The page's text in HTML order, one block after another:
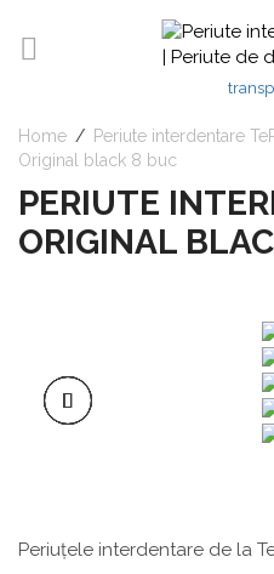
Home / Periute interdentare
Original black 8 buc
PERIUTE
ORIGINAL
Periuțele interdentare de la